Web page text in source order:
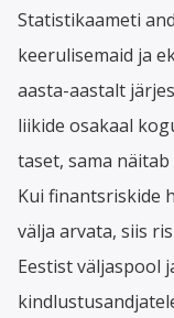
Statistikaameti
keerulisemaid ja
aasta-aastalt
liikide osakaal
taset, sama
Kui finantsriskide
välja arvata, siis
Eestist väljaspool